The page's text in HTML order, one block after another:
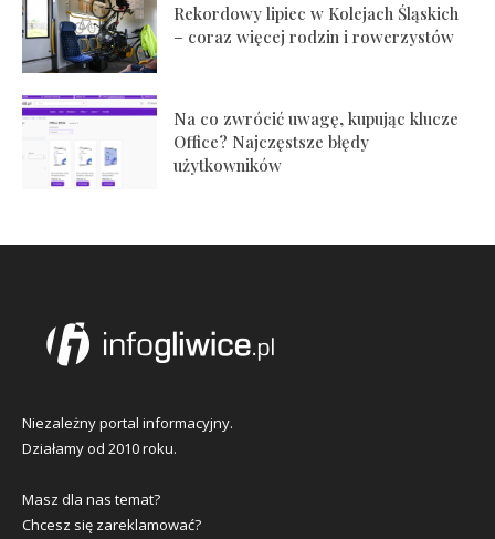
Rekordowy lipiec w Kolejach Śląskich
– coraz więcej rodzin i rowerzystów
Na co zwrócić uwagę, kupując klucze
Office? Najczęstsze błędy
użytkowników
Niezależny portal informacyjny.
Działamy od 2010 roku.
Masz dla nas temat?
Chcesz się zareklamować?